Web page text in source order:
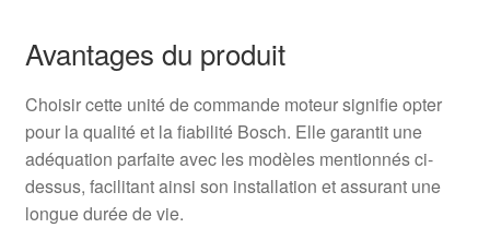
Avantages du produit
Choisir cette unité de commande moteur signifie opter
pour la qualité et la fiabilité Bosch. Elle garantit une
adéquation parfaite avec les modèles mentionnés ci-
dessus, facilitant ainsi son installation et assurant une
longue durée de vie.